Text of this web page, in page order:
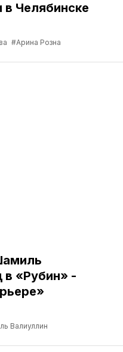
Челябинске
#Арина Розна
в «Рубин» -
Валиуллин